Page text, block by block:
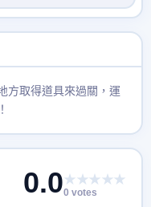
方取得道具來過關，運
0.0★★★★★
0 votes